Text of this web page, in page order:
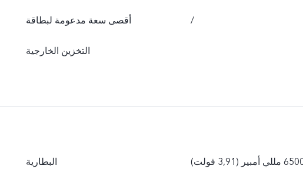
أقصى سعة مدعومة لبطاقة
التخزين الخارجية
/
البطارية